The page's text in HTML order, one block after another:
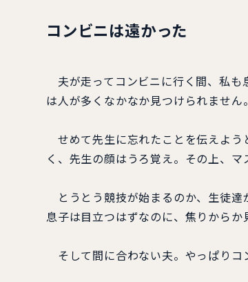
コンビニは遠かった
夫が走ってコンビニに行く間、私も
は人が多くなかなか見つけられません。
せめて先生に忘れたことを伝えよう
く、先生の顔はうろ覚え。その上、マ
とうとう競技が始まるのか、生徒達
息子は目立つはずなのに、焦りからか
そして間に合わない夫。やっぱりコ